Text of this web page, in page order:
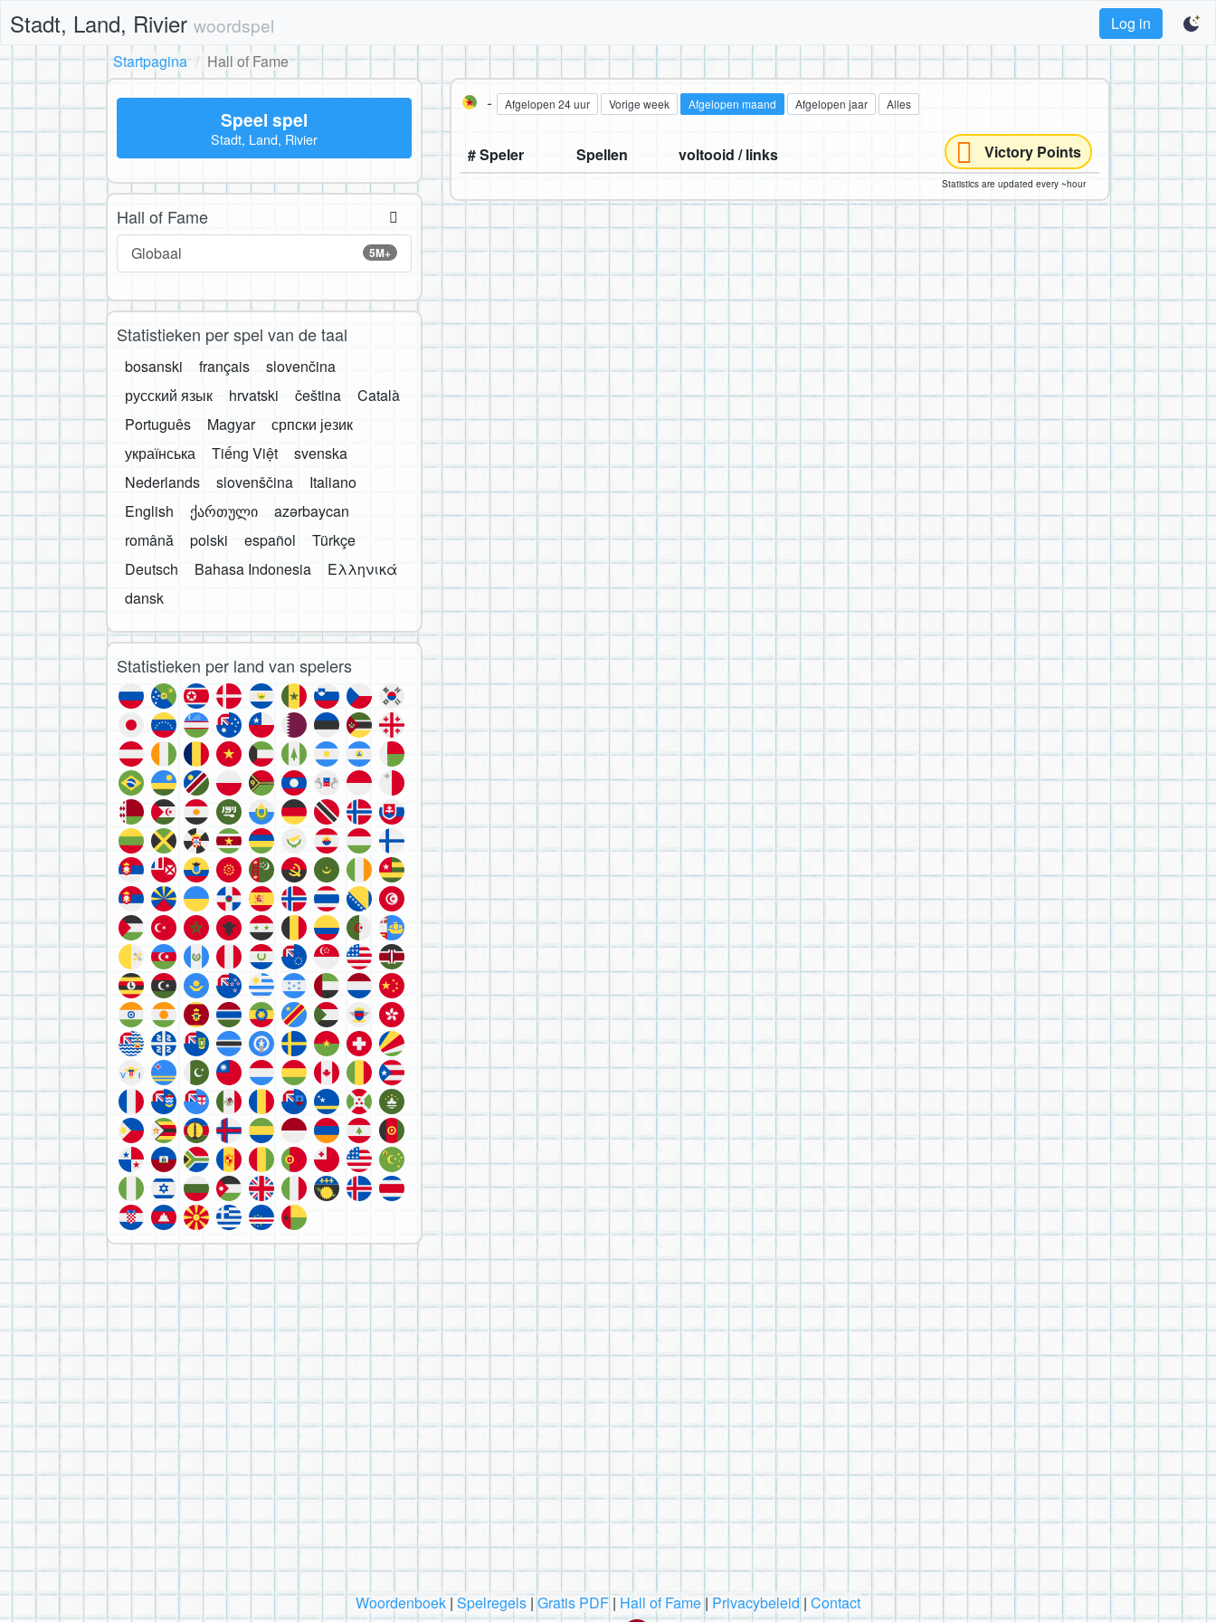
Stadt, Land, Rivier woordspel
Log in
Startpagina
Hall of Fame
- Afgelopen 24 uur Vorige week Afgelopen maand Afgelopen jaar Alles
# Speler Spellen voltooid / links Victory Points
Statistics are updated every ~hour
Speel spel
Stadt, Land, Rivier
Hall of Fame
5M+
Globaal
Statistieken per spel van de taal
bosanski français
slovenčina
русский язык
hrvatski čeština
Català
Português
Magyar
српски језик
українська
Tiếng Việt
svenska
Nederlands
slovenščina
Italiano
English
ქართული
azərbaycan
română
polski español
Türkçe
Deutsch
Bahasa Indonesia
Ελληνικά
dansk
Statistieken per land van spelers
Woordenboek |Spelregels |Gratis PDF | Hall of Fame | Privacybeleid | Contact